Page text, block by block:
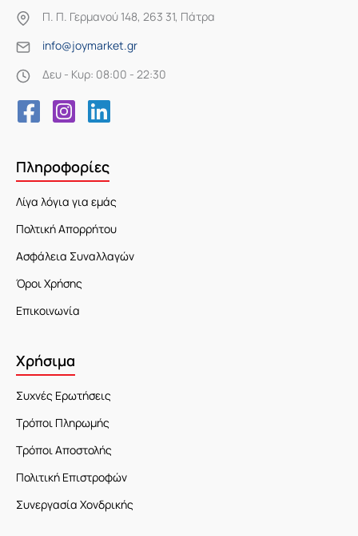
Π. Π. Γερμανού 148, 263 31, Πάτρα
info@joymarket.gr
Δευ - Κυρ: 08:00 - 22:30
Πληροφορίες
Λίγα λόγια για εμάς
Πολτική Απορρήτου
Ασφάλεια Συναλλαγών
Όροι Χρήσης
Επικοινωνία
Χρήσιμα
Συχνές Ερωτήσεις
Τρόποι Πληρωμής
Τρόποι Αποστολής
Πολιτική Επιστροφών
Συνεργασία Χονδρικής